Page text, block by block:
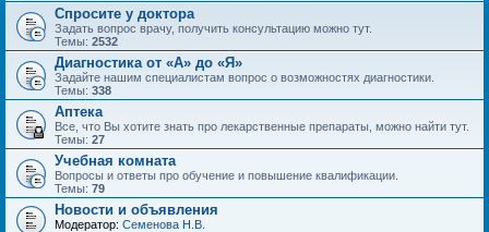
Спросите у доктора
Задать вопрос врачу, получить консультацию можно тут.
Темы: 2532
Диагностика от «А» до «Я»
Задайте нашим специалистам вопрос о возможностях диагностики.
Темы: 338
Аптека
Все, что Вы хотите знать про лекарственные препараты, можно найти тут.
Темы: 27
Учебная комната
Вопросы и ответы про обучение и повышение квалификации.
Темы: 79
Новости и объявления
Модератор: Семенова Н.В.